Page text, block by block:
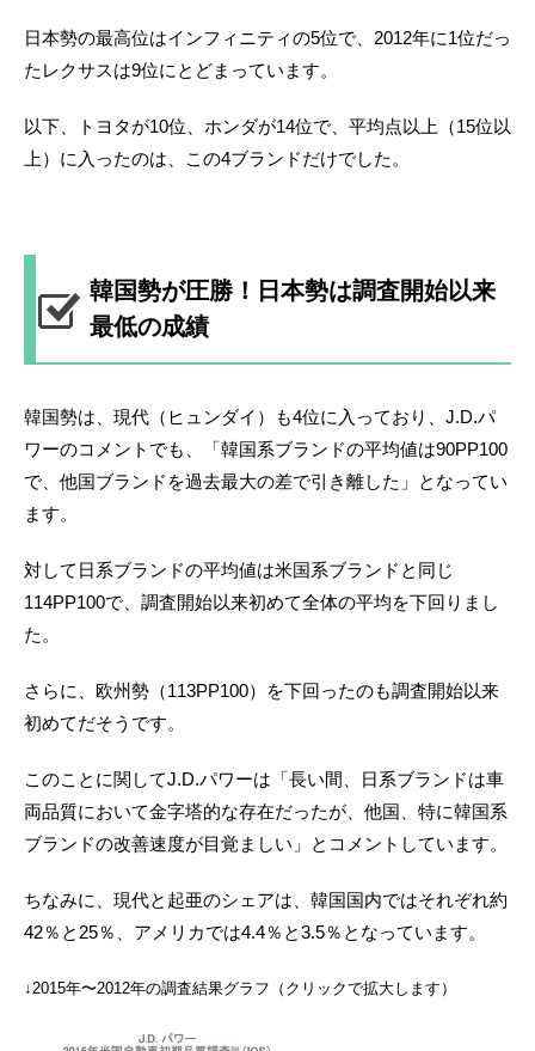
日本勢の最高位はインフィニティの5位で、2012年に1位だっ
たレクサスは9位にとどまっています。
以下、トヨタが10位、ホンダが14位で、平均点以上（15位以
上）に入ったのは、この4ブランドだけでした。
韓国勢が圧勝！日本勢は調査開始以来
最低の成績
韓国勢は、現代（ヒュンダイ）も4位に入っており、J.D.パ
ワーのコメントでも、「韓国系ブランドの平均値は90PP100
で、他国ブランドを過去最大の差で引き離した」となってい
ます。
対して日系ブランドの平均値は米国系ブランドと同じ
114PP100で、調査開始以来初めて全体の平均を下回りまし
た。
さらに、欧州勢（113PP100）を下回ったのも調査開始以来
初めてだそうです。
このことに関してJ.D.パワーは「長い間、日系ブランドは車
両品質において金字塔的な存在だったが、他国、特に韓国系
ブランドの改善速度が目覚ましい」とコメントしています。
ちなみに、現代と起亜のシェアは、韓国国内ではそれぞれ約
42％と25％、アメリカでは4.4％と3.5％となっています。
↓2015年〜2012年の調査結果グラフ（クリックで拡大します）